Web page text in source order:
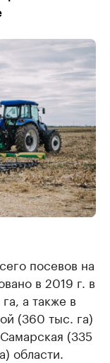
посевов на
в 2019 г. в
а также в
(360 тыс. га)
(335
области.